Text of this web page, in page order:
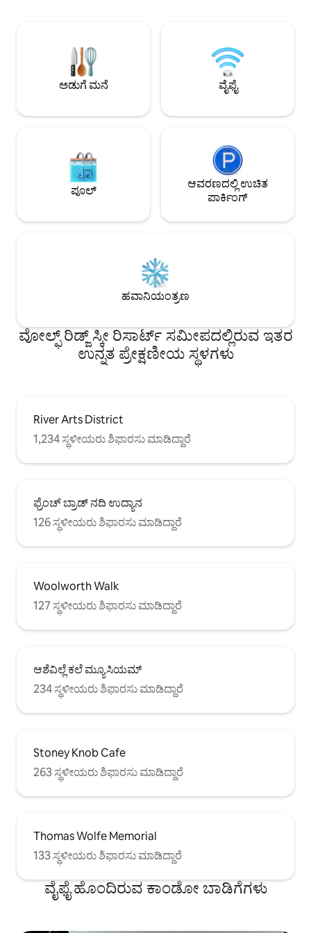
-ಬಾಟಮ್ ಡೆಕ್‌ನಲ್ಲಿ ಹಾಟ್ ಟಬ್ ಮತ್ತು ಬಾರ್ -2
- ಫೂಸ್‌ಬಾಲ್ - ಆರ್ಕೇಡ್ ಟೇಬಲ್ w/400 ಕ್ಕೂ
ಹೆಚ್ಚು ಆಟಗಳು
ಸಂದರ್ಭಗಳು
ವೈಬ್‌ಗಳೊಂದಿಗೆ ಶಾಂತ
ಬಯಸುವ
ಅಡುಗೆ ಮನೆ ವೈಫೈ
ಪೂಲ್
ಆವರಣದಲ್ಲಿ ಉಚಿತ
ಪಾರ್ಕಿಂಗ್
ಹವಾನಿಯಂತ್ರಣ
ವೋಲ್ಫ್ ರಿಡ್ಜ್ ಸ್ಕೀ ರಿಸಾರ್ಟ್ ಸಮೀಪದಲ್ಲಿರುವ ಇತರ
ಉನ್ನತ ಪ್ರೇಕ್ಷಣೀಯ ಸ್ಥಳಗಳು
River Arts District
1,234 ಸ್ಥಳೀಯರು ಶಿಫಾರಸು ಮಾಡಿದ್ದಾರೆ
ಫ್ರೆಂಚ್ ಬ್ರಾಡ್ ನದಿ ಉದ್ಯಾನ
126 ಸ್ಥಳೀಯರು ಶಿಫಾರಸು ಮಾಡಿದ್ದಾರೆ
Woolworth Walk
127 ಸ್ಥಳೀಯರು ಶಿಫಾರಸು ಮಾಡಿದ್ದಾರೆ
ಆಶೆವಿಲ್ಲೆ ಕಲೆ ಮ್ಯೂಸಿಯಮ್
234 ಸ್ಥಳೀಯರು ಶಿಫಾರಸು ಮಾಡಿದ್ದಾರೆ
Stoney Knob Cafe
263 ಸ್ಥಳೀಯರು ಶಿಫಾರಸು ಮಾಡಿದ್ದಾರೆ
Thomas Wolfe Memorial
133 ಸ್ಥಳೀಯರು ಶಿಫಾರಸು ಮಾಡಿದ್ದಾರೆ
ವೈಫೈ ಹೊಂದಿರುವ ಕಾಂಡೋ ಬಾಡಿಗೆಗಳು